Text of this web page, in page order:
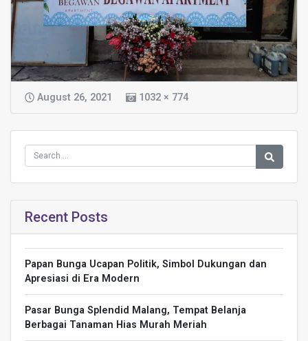
August 26, 2021 1032 × 774
Recent Posts
Papan Bunga Ucapan Politik, Simbol Dukungan dan
Apresiasi di Era Modern
Pasar Bunga Splendid Malang, Tempat Belanja
Berbagai Tanaman Hias Murah Meriah